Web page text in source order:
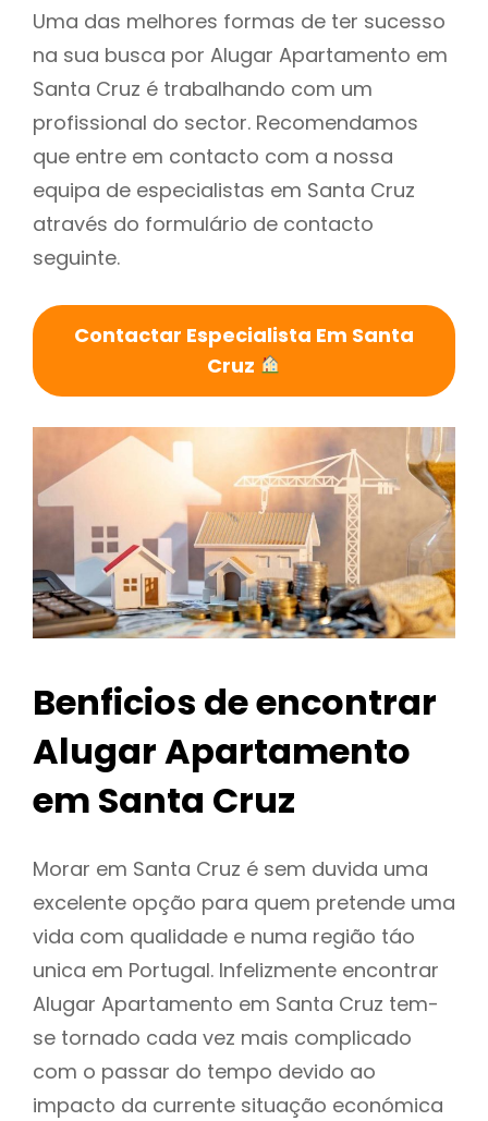
Uma das melhores formas de ter sucesso
na sua busca por Alugar Apartamento em
Santa Cruz é trabalhando com um
profissional do sector. Recomendamos
que entre em contacto com a nossa
equipa de especialistas em Santa Cruz
através do formulário de contacto
seguinte.
Contactar Especialista Em Santa
Cruz
Benficios de encontrar
Alugar Apartamento
em Santa Cruz
Morar em Santa Cruz é sem duvida uma
excelente opção para quem pretende uma
vida com qualidade e numa região táo
unica em Portugal. Infelizmente encontrar
Alugar Apartamento em Santa Cruz tem-
se tornado cada vez mais complicado
com o passar do tempo devido ao
impacto da currente situação económica